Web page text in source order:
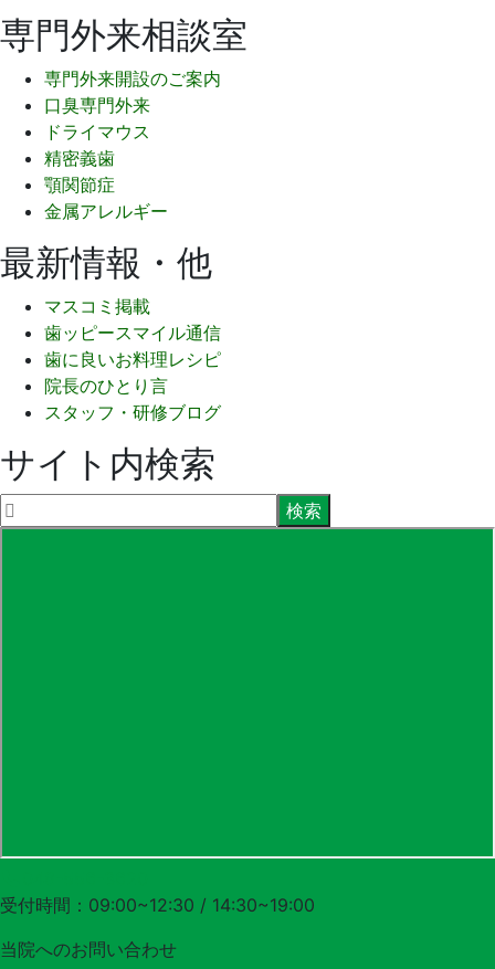
専門外来相談室
専門外来開設のご案内
口臭専門外来
ドライマウス
精密義歯
顎関節症
金属アレルギー
最新情報・他
マスコミ掲載
歯ッピースマイル通信
歯に良いお料理レシピ
院長のひとり言
スタッフ・研修ブログ
サイト内検索
受付時間：09:00~12:30 / 14:30~19:00
当院へのお問い合わせ